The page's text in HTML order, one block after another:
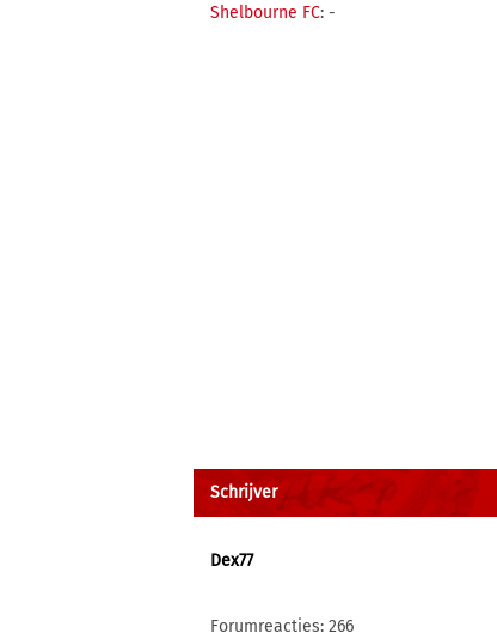
Shelbourne FC: -
Schrijver
Dex77
Forumreacties: 266